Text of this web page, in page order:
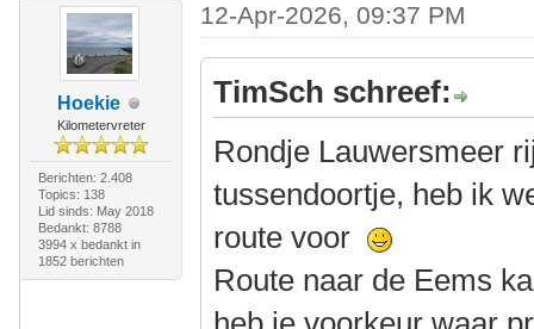
Hoekie
Kilometervreter
Berichten: 2.408
Topics: 138
Lid sinds: May 2018
Bedankt: 8788
3994 x bedankt in
1852 berichten
12-Apr-2026, 09:37 PM
TimSch schreef:
Rondje Lauwersmeer
tussendoortje, heb ik
route voor
Route naar de Eems